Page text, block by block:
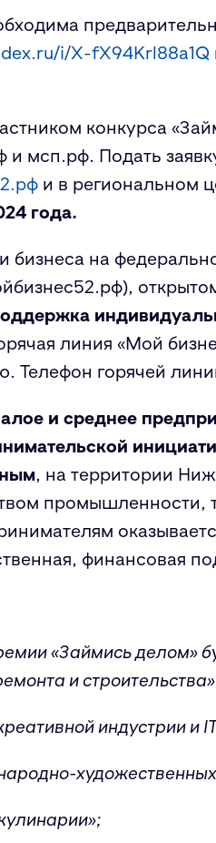
i/X-fX94Krl88a1Q
конкурса
и мсп.рф. Подать
и в региональном
года.
бизнеса на
линия «Мой
Телефон горячей
и среднее
, на территории
промышленности,
финансовая
«Займись делом»
и
индустрии и